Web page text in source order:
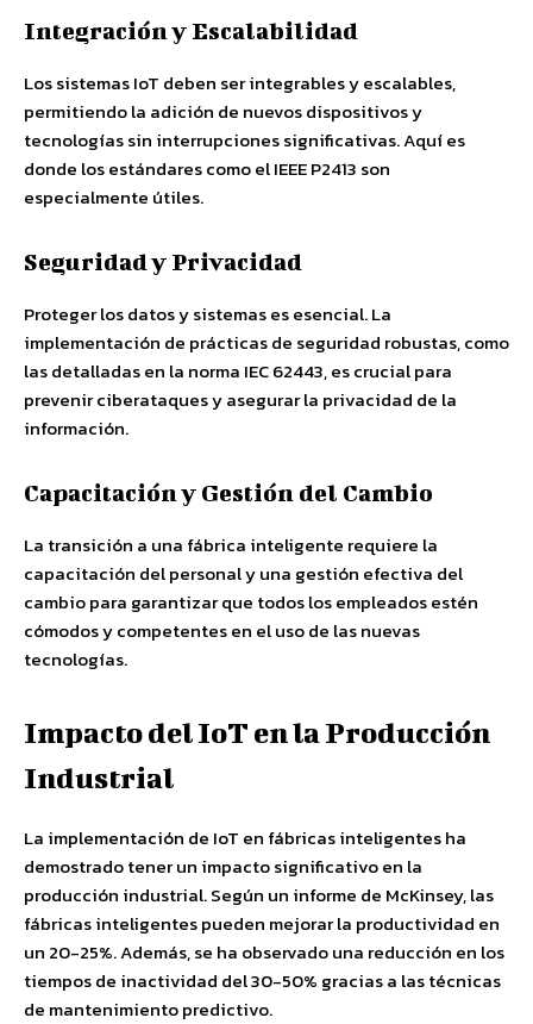
Integración y Escalabilidad
Los sistemas IoT deben ser integrables y escalables,
permitiendo la adición de nuevos dispositivos y
tecnologías sin interrupciones significativas. Aquí es
donde los estándares como el IEEE P2413 son
especialmente útiles.
Seguridad y Privacidad
Proteger los datos y sistemas es esencial. La
implementación de prácticas de seguridad robustas, como
las detalladas en la norma IEC 62443, es crucial para
prevenir ciberataques y asegurar la privacidad de la
información.
Capacitación y Gestión del Cambio
La transición a una fábrica inteligente requiere la
capacitación del personal y una gestión efectiva del
cambio para garantizar que todos los empleados estén
cómodos y competentes en el uso de las nuevas
tecnologías.
Impacto del IoT en la Producción
Industrial
La implementación de IoT en fábricas inteligentes ha
demostrado tener un impacto significativo en la
producción industrial. Según un informe de McKinsey, las
fábricas inteligentes pueden mejorar la productividad en
un 20-25%. Además, se ha observado una reducción en los
tiempos de inactividad del 30-50% gracias a las técnicas
de mantenimiento predictivo.